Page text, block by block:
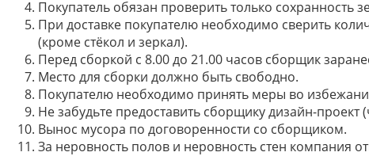
Покупатель обязан проверить только сохранность
При доставке покупателю необходимо сверить
(кроме стёкол и зеркал).
Перед сборкой с 8.00 до 21.00 часов сборщик
Место для сборки должно быть свободно.
Покупателю необходимо принять меры во
Не забудьте предоставить сборщику дизайн-проект
Вынос мусора по договоренности со сборщиком.
За неровность полов и неровность стен компания